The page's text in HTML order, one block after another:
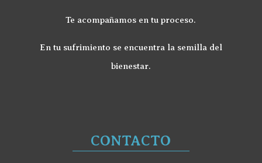
Te acompañamos en tu proceso.
En tu sufrimiento se encuentra la semilla del
bienestar.
CONTACTO